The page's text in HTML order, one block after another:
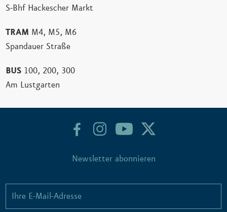
S-Bhf Hackescher Markt
TRAM M4, M5, M6
Spandauer Straße
BUS 100, 200, 300
Am Lustgarten
Newsletter abonnieren